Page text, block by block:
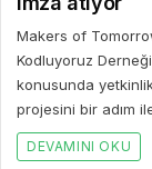
Makers of
Kodluyoruz
konusunda
projesini bir adım
DEVAMINI OKU